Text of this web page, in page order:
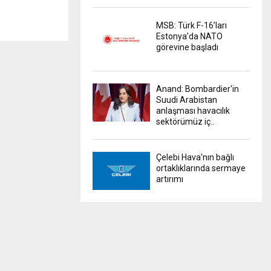
MSB: Türk F-16’ları
Estonya’da NATO
görevine başladı
Anand: Bombardier'in
Suudi Arabistan
anlaşması havacılık
sektörümüz iç..
Çelebi Hava'nın bağlı
ortaklıklarında sermaye
artırımı